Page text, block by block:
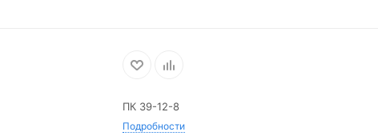
ПК 39-12-8
Подробности